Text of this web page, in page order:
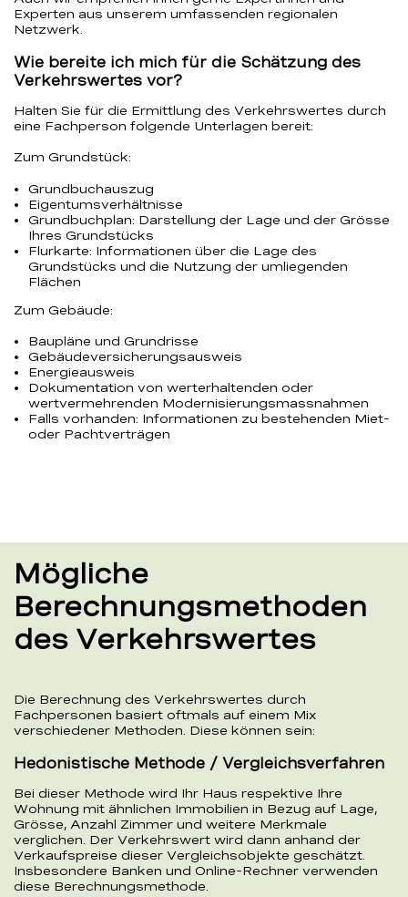
Experten aus unserem umfassenden regionalen
Netzwerk.
Wie bereite ich mich für die Schätzung des
Verkehrswertes vor?
Halten Sie für die Ermittlung des Verkehrswertes durch
eine Fachperson folgende Unterlagen bereit:
Zum Grundstück:
Grundbuchauszug
Eigentumsverhältnisse
Grundbuchplan: Darstellung der Lage und der Grösse
Ihres Grundstücks
Flurkarte: Informationen über die Lage des
Grundstücks und die Nutzung der umliegenden
Flächen
Zum Gebäude:
Baupläne und Grundrisse
Gebäudeversicherungsausweis
Energieausweis
Dokumentation von werterhaltenden oder
wertvermehrenden Modernisierungsmassnahmen
Falls vorhanden: Informationen zu bestehenden Miet-
oder Pachtverträgen
Mögliche
Berechnungsmethoden
des Verkehrswertes
Die Berechnung des Verkehrswertes durch
Fachpersonen basiert oftmals auf einem Mix
verschiedener Methoden. Diese können sein:
Hedonistische Methode / Vergleichsverfahren
Bei dieser Methode wird Ihr Haus respektive Ihre
Wohnung mit ähnlichen Immobilien in Bezug auf Lage,
Grösse, Anzahl Zimmer und weitere Merkmale
verglichen. Der Verkehrswert wird dann anhand der
Verkaufspreise dieser Vergleichsobjekte geschätzt.
Insbesondere Banken und Online-Rechner verwenden
diese Berechnungsmethode.